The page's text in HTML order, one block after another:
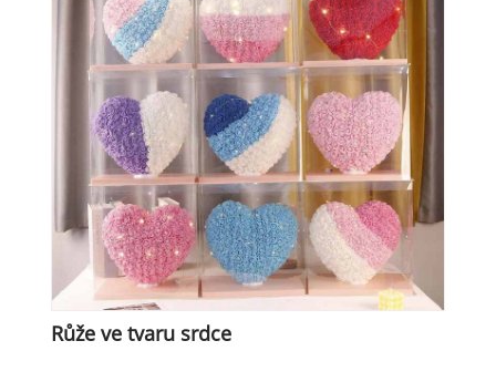
Růže ve tvaru srdce